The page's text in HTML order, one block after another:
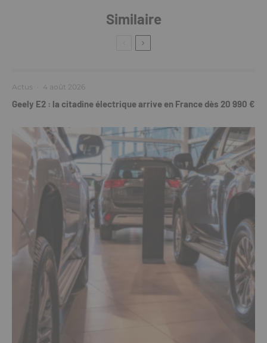
Similaire
Actus · 4 août 2026
Geely E2 : la citadine électrique arrive en France dès 20 990 €